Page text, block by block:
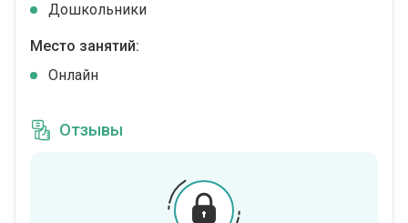
Дошкольники
Место занятий:
Онлайн
Отзывы